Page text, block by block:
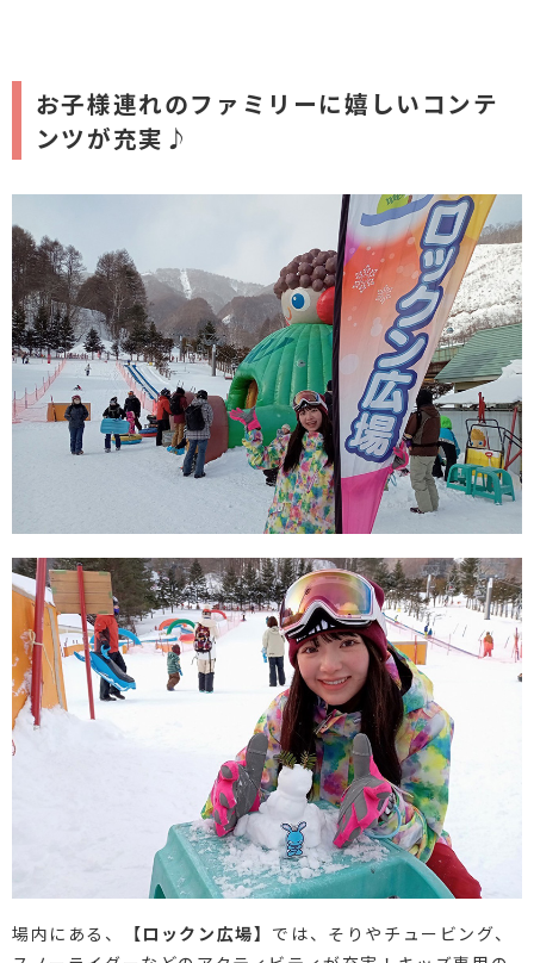
お子様連れのファミリーに嬉しいコンテ
ンツが充実♪
場内にある、 【ロックン広場】 では、そりやチュービング、